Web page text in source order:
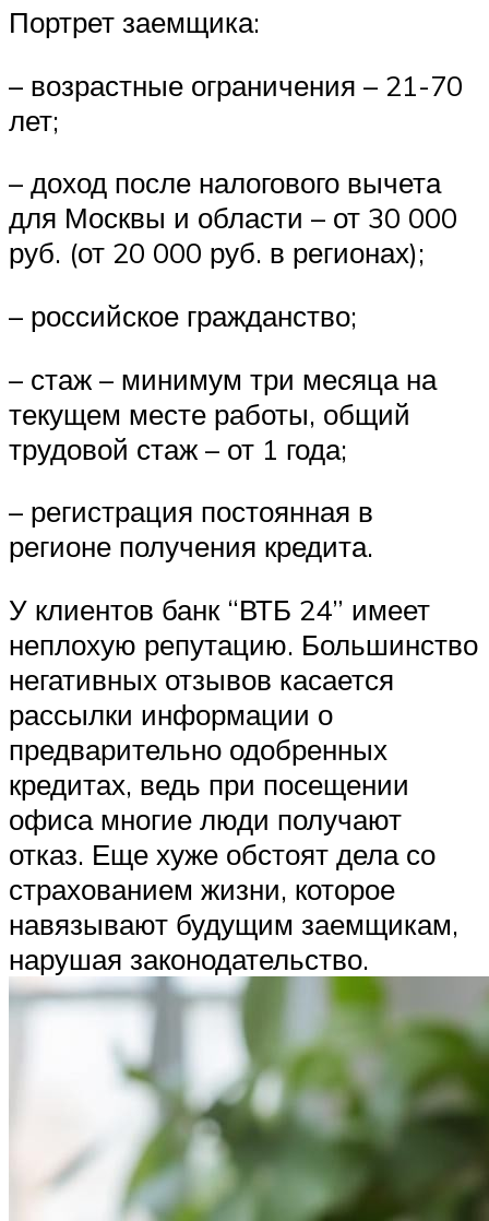
Портрет заемщика:
– возрастные ограничения – 21-70
лет;
– доход после налогового вычета
для Москвы и области – от 30 000
руб. (от 20 000 руб. в регионах);
– российское гражданство;
– стаж – минимум три месяца на
текущем месте работы, общий
трудовой стаж – от 1 года;
– регистрация постоянная в
регионе получения кредита.
У клиентов банк “ВТБ 24” имеет
неплохую репутацию. Большинство
негативных отзывов касается
рассылки информации о
предварительно одобренных
кредитах, ведь при посещении
офиса многие люди получают
отказ. Еще хуже обстоят дела со
страхованием жизни, которое
навязывают будущим заемщикам,
нарушая законодательство.